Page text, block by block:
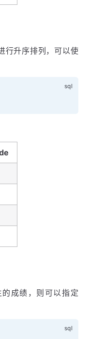
行升序排列，可以使
成绩，则可以指定